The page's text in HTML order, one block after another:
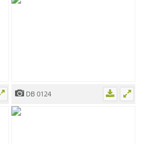
DB 0124